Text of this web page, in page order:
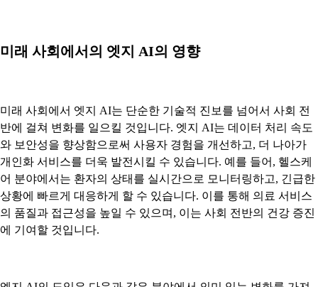
미래 사회에서의 엣지 AI의 영향
미래 사회에서 엣지 AI는 단순한 기술적 진보를 넘어서 사회 전
반에 걸쳐 변화를 일으킬 것입니다. 엣지 AI는 데이터 처리 속도
와 보안성을 향상함으로써 사용자 경험을 개선하고, 더 나아가
개인화 서비스를 더욱 발전시킬 수 있습니다. 예를 들어, 헬스케
어 분야에서는 환자의 상태를 실시간으로 모니터링하고, 긴급한
상황에 빠르게 대응하게 할 수 있습니다. 이를 통해 의료 서비스
의 품질과 접근성을 높일 수 있으며, 이는 사회 전반의 건강 증진
에 기여할 것입니다.